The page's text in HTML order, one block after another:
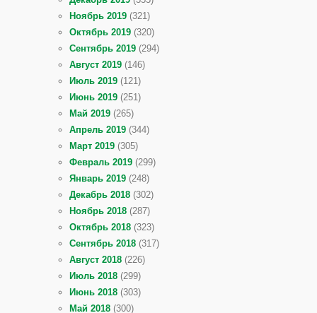
Ноябрь 2019 (321)
Октябрь 2019 (320)
Сентябрь 2019 (294)
Август 2019 (146)
Июль 2019 (121)
Июнь 2019 (251)
Май 2019 (265)
Апрель 2019 (344)
Март 2019 (305)
Февраль 2019 (299)
Январь 2019 (248)
Декабрь 2018 (302)
Ноябрь 2018 (287)
Октябрь 2018 (323)
Сентябрь 2018 (317)
Август 2018 (226)
Июль 2018 (299)
Июнь 2018 (303)
Май 2018 (300)